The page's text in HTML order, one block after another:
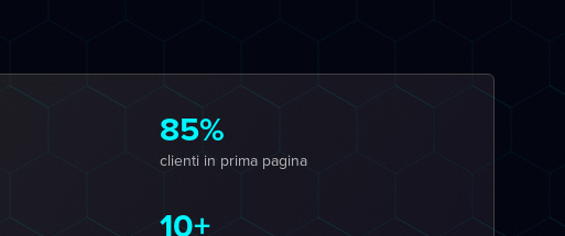
85%
clienti in prima pagina
10+